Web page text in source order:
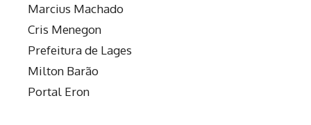
Marcius Machado
Cris Menegon
Prefeitura de Lages
Milton Barão
Portal Eron